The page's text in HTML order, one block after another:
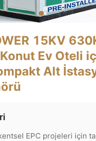
15KV
Ev Oteli
Alt
EPC projeleri için